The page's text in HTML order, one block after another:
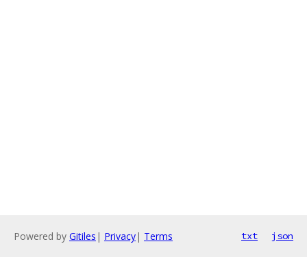
Powered by Gitiles | Privacy| Terms txt json